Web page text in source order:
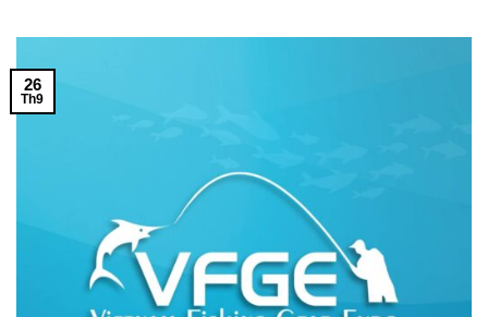
26
Th9